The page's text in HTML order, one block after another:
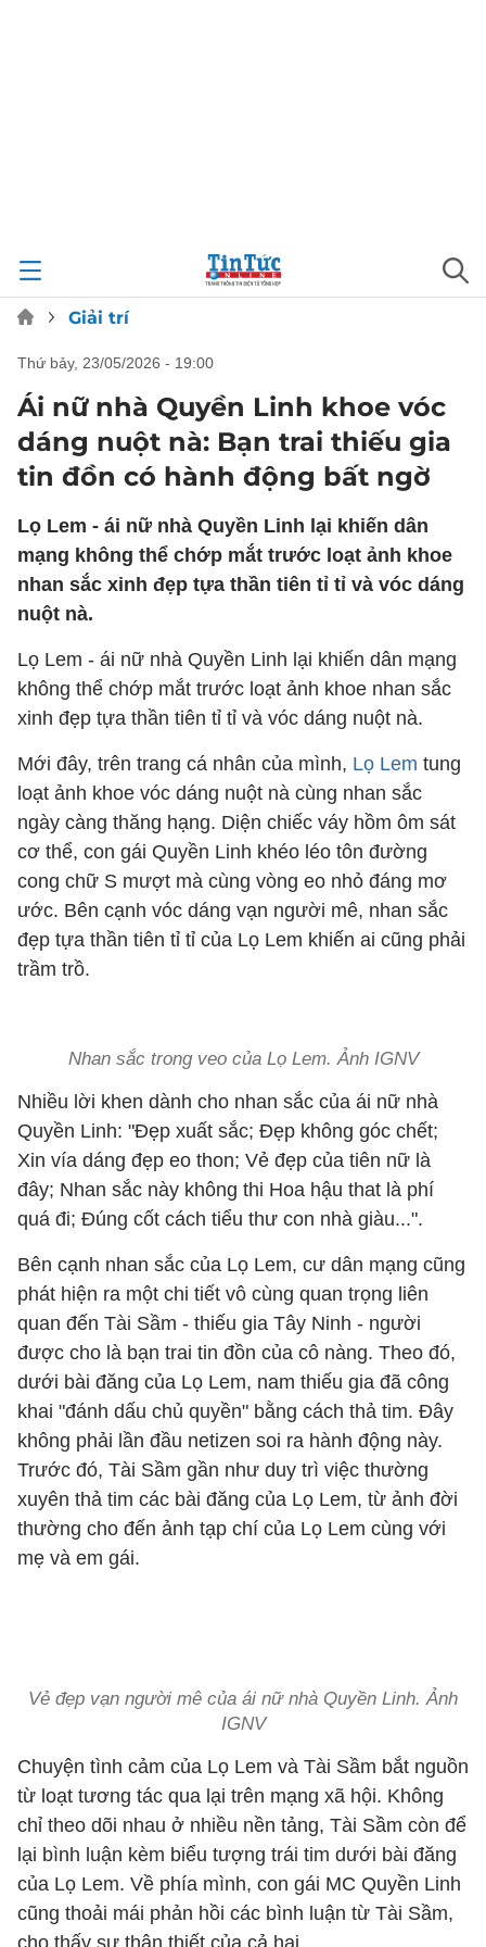
Giải trí
thứ bảy, 23/05/2026 - 19:00
Ái nữ nhà Quyền Linh khoe vóc
dáng nuột nà: Bạn trai thiếu gia
tin đồn có hành động bất ngờ
Lọ Lem - ái nữ nhà Quyền Linh lại khiến dân
mạng không thể chớp mắt trước loạt ảnh khoe
nhan sắc xinh đẹp tựa thần tiên tỉ tỉ và vóc dáng
nuột nà.
Lọ Lem - ái nữ nhà Quyền Linh lại khiến dân mạng
không thể chớp mắt trước loạt ảnh khoe nhan sắc
xinh đẹp tựa thần tiên tỉ tỉ và vóc dáng nuột nà.
Mới đây, trên trang cá nhân của mình, Lọ Lem tung
loạt ảnh khoe vóc dáng nuột nà cùng nhan sắc
ngày càng thăng hạng. Diện chiếc váy hồm ôm sát
cơ thể, con gái Quyền Linh khéo léo tôn đường
cong chữ S mượt mà cùng vòng eo nhỏ đáng mơ
ước. Bên cạnh vóc dáng vạn người mê, nhan sắc
đẹp tựa thần tiên tỉ tỉ của Lọ Lem khiến ai cũng phải
trầm trồ.
Nhan sắc trong veo của Lọ Lem. Ảnh IGNV
Nhiều lời khen dành cho nhan sắc của ái nữ nhà
Quyền Linh: "Đẹp xuất sắc; Đẹp không góc chết;
Xin vía dáng đẹp eo thon; Vẻ đẹp của tiên nữ là
đây; Nhan sắc này không thi Hoa hậu that là phí
quá đi; Đúng cốt cách tiểu thư con nhà giàu...".
Bên cạnh nhan sắc của Lọ Lem, cư dân mạng cũng
phát hiện ra một chi tiết vô cùng quan trọng liên
quan đến Tài Sầm - thiếu gia Tây Ninh - người
được cho là bạn trai tin đồn của cô nàng. Theo đó,
dưới bài đăng của Lọ Lem, nam thiếu gia đã công
khai "đánh dấu chủ quyền" bằng cách thả tim. Đây
không phải lần đầu netizen soi ra hành động này.
Trước đó, Tài Sầm gần như duy trì việc thường
xuyên thả tim các bài đăng của Lọ Lem, từ ảnh đời
thường cho đến ảnh tạp chí của Lọ Lem cùng với
mẹ và em gái.
Vẻ đẹp vạn người mê của ái nữ nhà Quyền Linh. Ảnh
IGNV
Chuyện tình cảm của Lọ Lem và Tài Sầm bắt nguồn
từ loạt tương tác qua lại trên mạng xã hội. Không
chỉ theo dõi nhau ở nhiều nền tảng, Tài Sầm còn để
lại bình luận kèm biểu tượng trái tim dưới bài đăng
của Lọ Lem. Về phía mình, con gái MC Quyền Linh
cũng thoải mái phản hồi các bình luận từ Tài Sầm,
cho thấy sự thân thiết của cả hai.